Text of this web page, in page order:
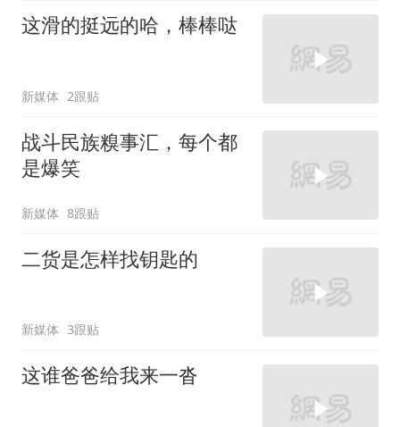
这滑的挺远的哈，棒棒哒
新媒体 2跟贴
战斗民族糗事汇，每个都
是爆笑
新媒体 8跟贴
二货是怎样找钥匙的
新媒体 3跟贴
这谁爸爸给我来一沓